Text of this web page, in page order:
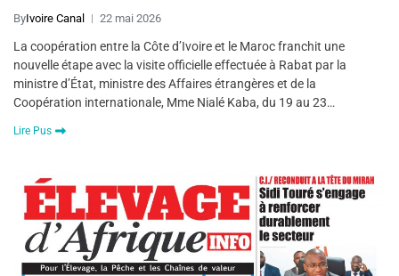
ByIvoire Canal 22 mai 2026
La coopération entre la Côte d’Ivoire et le Maroc franchit une
nouvelle étape avec la visite officielle effectuée à Rabat par la
ministre d’État, ministre des Affaires étrangères et de la
Coopération internationale, Mme Nialé Kaba, du 19 au 23…
Lire Pus